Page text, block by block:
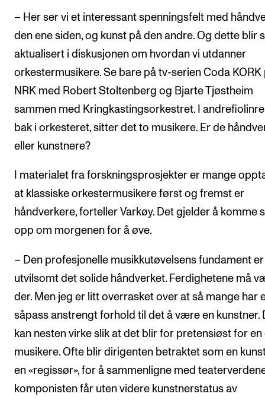
– Her ser vi et interessant spenningsfelt med
den ene siden, og kunst på den andre. Og dette blir
aktualisert i diskusjonen om hvordan vi utdanner
orkestermusikere. Se bare på tv-serien Coda KORK
NRK med Robert Stoltenberg og Bjarte Tjøstheim
sammen med Kringkastingsorkestret. I
bak i orkesteret, sitter det to musikere. Er de
eller kunstnere?
I materialet fra forskningsprosjekter er mange
at klassiske orkestermusikere først og fremst er
håndverkere, forteller Varkøy. Det gjelder å komme
opp om morgenen for å øve.
– Den profesjonelle musikkutøvelsens fundament er
utvilsomt det solide håndverket. Ferdighetene må
der. Men jeg er litt overrasket over at så mange har
såpass anstrengt forhold til det å være en kunstner.
kan nesten virke slik at det blir for pretensiøst for en
musikere. Ofte blir dirigenten betraktet som en
en «regissør», for å sammenligne med
komponisten får uten videre kunstnerstatus av